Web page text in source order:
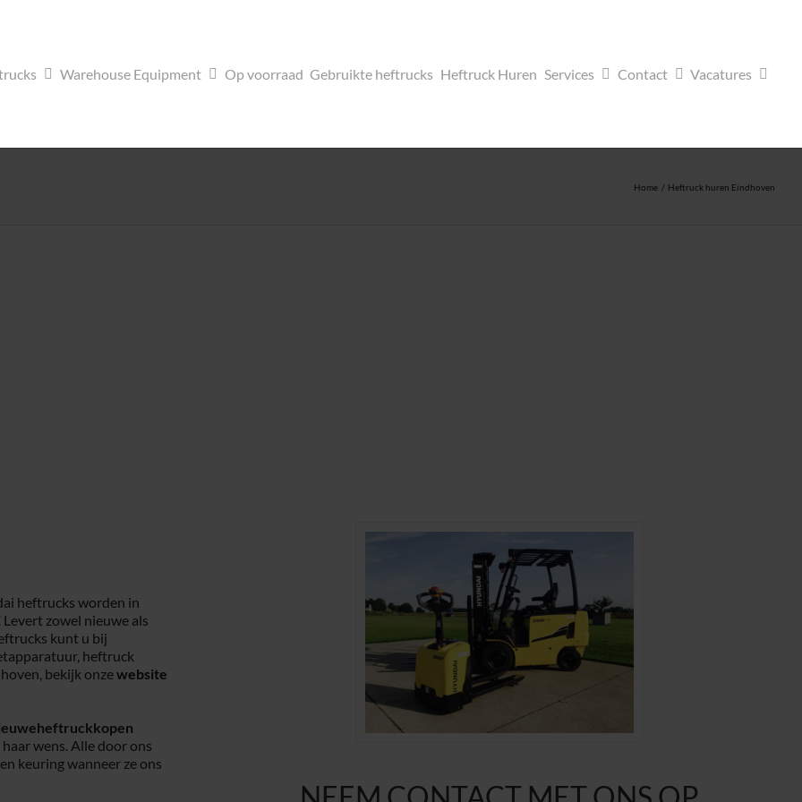
Warehouse Equipment Op voorraad Gebruikte heftrucks Heftruck Huren Services Contact Vacatures
Home Heftruck huren Eindhoven
heftrucks worden in
zowel nieuwe als
kunt u bij
heftruck
bekijk onzewebsite
wens. Alle door ons
keuring wanneer ze ons